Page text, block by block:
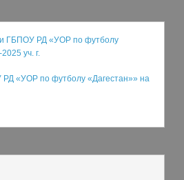
ГБПОУ РД «УОР по футболу
уч. г.
«УОР по футболу «Дагестан»» на